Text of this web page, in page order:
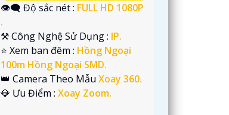
👁️‍🗨 Độ sắc nét : FULL HD 1080P
.
⚒ Công Nghệ Sử Dụng : IP.
⭐ Xem ban đêm : Hồng Ngoại
100m Hồng Ngoại SMD.
👑 Camera Theo MẫuXoay 360.
️💎 Ưu Điểm :Xoay Zoom.